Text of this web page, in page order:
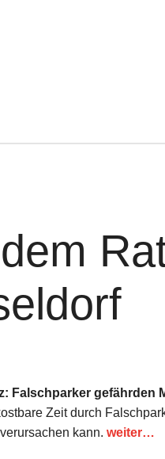
Falschparker gefährden
Zeit durch
kann. weiter…